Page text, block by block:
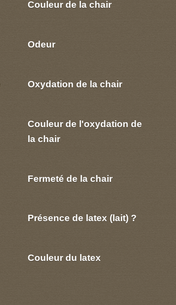
Couleur de la chair
Odeur
Oxydation de la chair
Couleur de l'oxydation de
la chair
Fermeté de la chair
Présence de latex (lait) ?
Couleur du latex